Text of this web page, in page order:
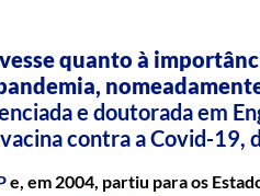
quanto à
e doutorada em
contra a Covid-19,
e, em 2004, partiu para os